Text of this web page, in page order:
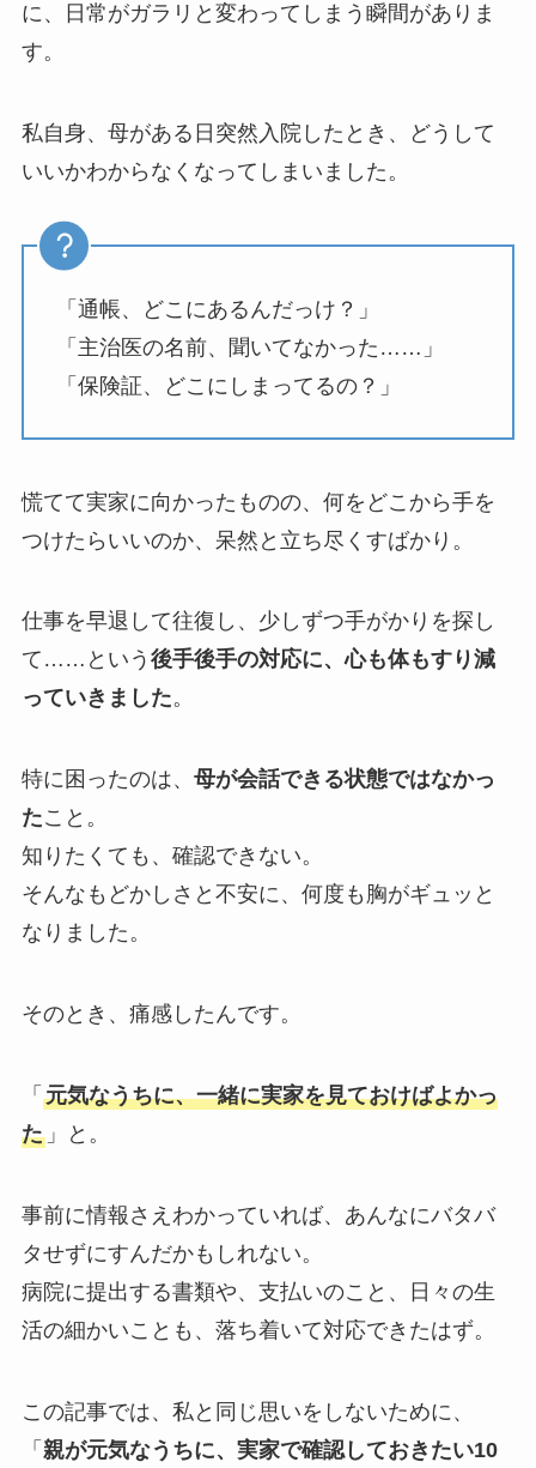
に、日常がガラリと変わってしまう瞬間がありま
す。
私自身、母がある日突然入院したとき、どうして
いいかわからなくなってしまいました。
「通帳、どこにあるんだっけ？」
「主治医の名前、聞いてなかった……」
「保険証、どこにしまってるの？」
慌てて実家に向かったものの、何をどこから手を
つけたらいいのか、呆然と立ち尽くすばかり。
仕事を早退して往復し、少しずつ手がかりを探し
て……という 後手後手の対応に、心も体もすり減
っていきました。
特に困ったのは、 母が会話できる状態ではなかっ
たこと。
知りたくても、確認できない。
そんなもどかしさと不安に、何度も胸がギュッと
なりました。
そのとき、痛感したんです。
「 元気なうちに、一緒に実家を見ておけばよかっ
た」と。
事前に情報さえわかっていれば、あんなにバタバ
タせずにすんだかもしれない。
病院に提出する書類や、支払いのこと、日々の生
活の細かいことも、落ち着いて対応できたはず。
この記事では、私と同じ思いをしないために、
「 親が元気なうちに、実家で確認しておきたい10